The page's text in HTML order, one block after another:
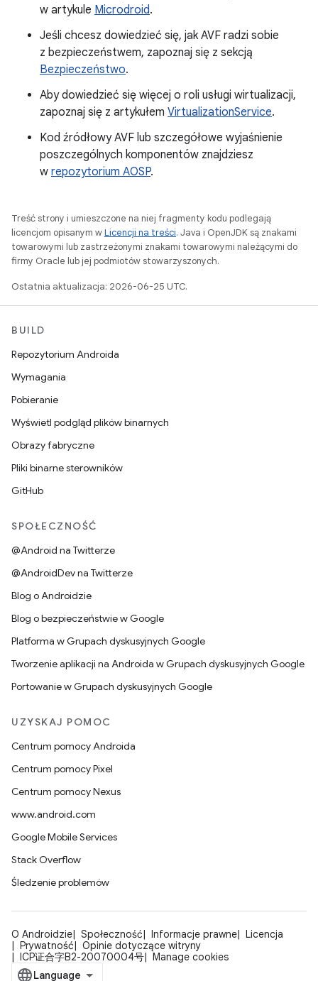
w artykule Microdroid.
Jeśli chcesz dowiedzieć się, jak AVF radzi sobie
z bezpieczeństwem, zapoznaj się z sekcją
Bezpieczeństwo.
Aby dowiedzieć się więcej o roli usługi wirtualizacji,
zapoznaj się z artykułem VirtualizationService.
Kod źródłowy AVF lub szczegółowe wyjaśnienie
poszczególnych komponentów znajdziesz
w repozytorium AOSP.
Treść strony i umieszczone na niej fragmenty kodu podlegają
licencjom opisanym wLicencji na treści. Java i OpenJDK są znakami
towarowymi lub zastrzeżonymi znakami towarowymi należącymi do
firmy Oracle lub jej podmiotów stowarzyszonych.
Ostatnia aktualizacja: 2026-06-25 UTC.
BUILD
Repozytorium Androida
Wymagania
Pobieranie
Wyświetl podgląd plików binarnych
Obrazy fabryczne
Pliki binarne sterowników
GitHub
SPOŁECZNOŚĆ
@Android na Twitterze
@AndroidDev na Twitterze
Blog o Androidzie
Blog o bezpieczeństwie w Google
Platforma w Grupach dyskusyjnych Google
Tworzenie aplikacji na Androida w Grupach dyskusyjnych Google
Portowanie w Grupach dyskusyjnych Google
UZYSKAJ POMOC
Centrum pomocy Androida
Centrum pomocy Pixel
Centrum pomocy Nexus
www.android.com
Google Mobile Services
Stack Overflow
Śledzenie problemów
O Androidzie Społeczność Informacje prawne
Licencja
Prywatność
Opinie dotyczące witryny
ICP证合字B2-20070004号
Manage cookies